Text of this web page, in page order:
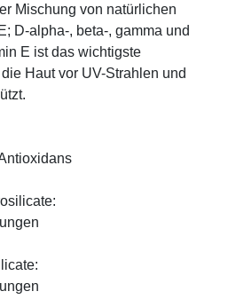
Mischung von natürlichen
D-alpha-, beta-, gamma und
E ist das wichtigste
Haut vor UV-Strahlen und